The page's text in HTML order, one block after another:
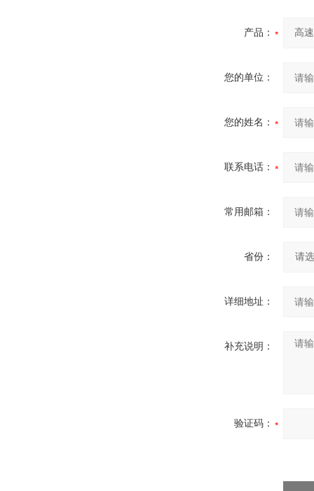
产品：
您的单位：
您的姓名：
联系电话：
常用邮箱：
省份：
详细地址：
补充说明：
验证码：